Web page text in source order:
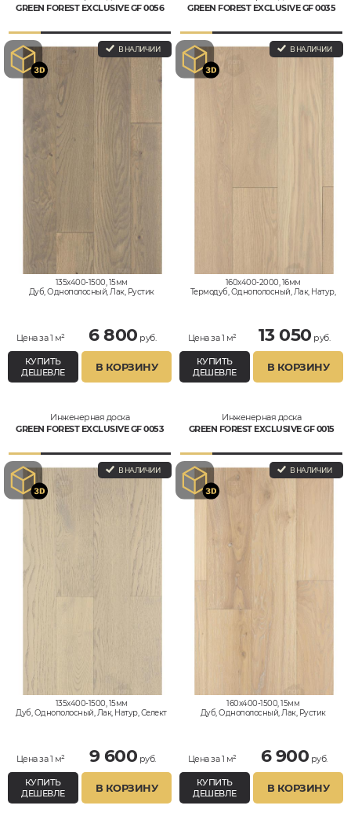
GREEN FOREST EXCLUSIVE GF 0056
В НАЛИЧИИ
135x400-1500, 15мм
Дуб, Однополосный, Лак, Рустик
Цена за 1 м² 6 800 руб.
КУПИТЬ
ДЕШЕВЛЕ
В КОРЗИНУ
GREEN FOREST EXCLUSIVE GF 0035
В НАЛИЧИИ
160x400-2000, 16мм
Термодуб, Однополосный, Лак, Натур,
Цена за 1 м² 13 050 руб.
КУПИТЬ
ДЕШЕВЛЕ
В КОРЗИНУ
Инженерная доска
GREEN FOREST EXCLUSIVE GF 0053
В НАЛИЧИИ
135x400-1500, 15мм
Дуб, Однополосный, Лак, Натур, Селект
Цена за 1 м² 9 600 руб.
КУПИТЬ
ДЕШЕВЛЕ
В КОРЗИНУ
Инженерная доска
GREEN FOREST EXCLUSIVE GF 0015
В НАЛИЧИИ
160x400-1500, 15мм
Дуб, Однополосный, Лак, Рустик
Цена за 1 м² 6 900 руб.
КУПИТЬ
ДЕШЕВЛЕ
В КОРЗИНУ